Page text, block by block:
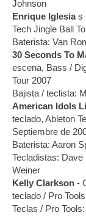
Johnson
Enrique Iglesias
Tech Jingle Ball
Baterista: Van
30 Seconds To
escena, Bass /
Tour 2007
Bajista / teclista:
American Idols
teclado, Ableton
Septiembre de
Baterista: Aaron
Tecladistas:
Weiner
Kelly Clarkson -
teclado / Pro
Teclas / Pro